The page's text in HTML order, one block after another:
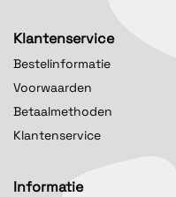
Klantenservice
Bestelinformatie
Voorwaarden
Betaalmethoden
Klantenservice
Informatie